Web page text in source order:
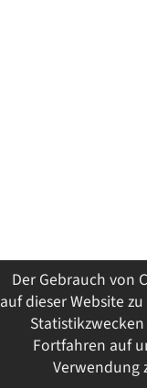
Der Gebrauch von
auf dieser Website
Fortfahren auf
Verwendung